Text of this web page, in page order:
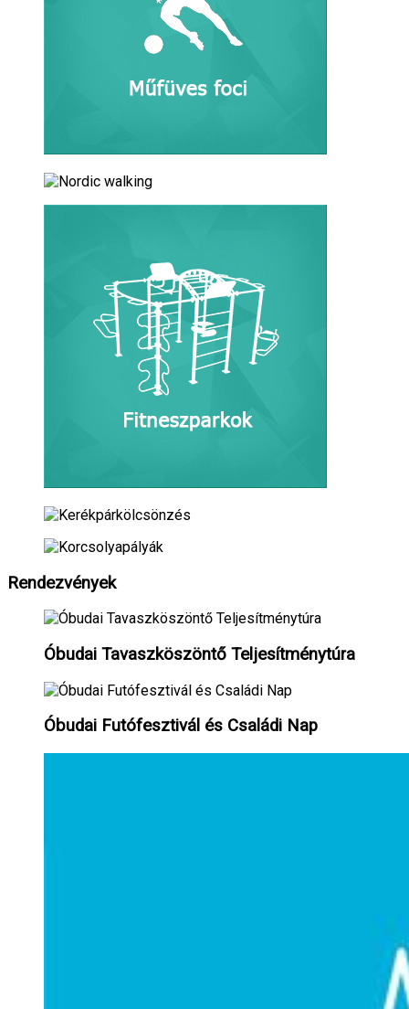
Rendezvények
Óbudai Tavaszköszöntő Teljesítménytúra
Óbudai Futófesztivál és Családi Nap